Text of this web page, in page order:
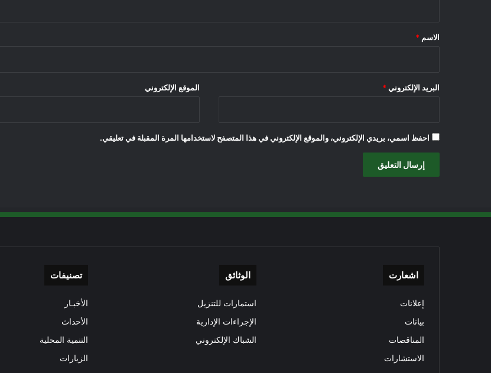
*
الاسم *
البريد الإلكتروني * الموقع الإلكتروني
احفظ اسمي، بريدي الإلكتروني، والموقع الإلكتروني في هذا المتصفح لاستخدامها المرة المقبلة في تعليقي.
اشعارت
إعلانات
بيانات
المناقصات
الاستشارات
الوثائق
استمارات للتنزيل
الإجراءات الإدارية
الشباك الإلكتروني
تصنيفات
الأخبـار
الأحداث
التنمية المحلية
الزيارات